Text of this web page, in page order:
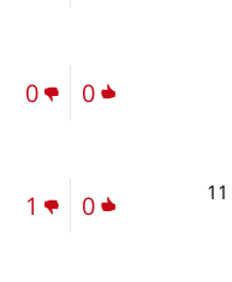
0
0
0
1